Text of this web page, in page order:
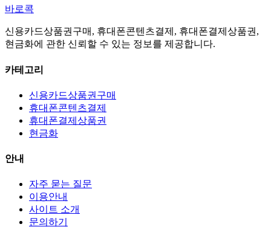
바로콕
신용카드상품권구매, 휴대폰콘텐츠결제, 휴대폰결제상품권,
현금화에 관한 신뢰할 수 있는 정보를 제공합니다.
카테고리
신용카드상품권구매
휴대폰콘텐츠결제
휴대폰결제상품권
현금화
안내
자주 묻는 질문
이용안내
사이트 소개
문의하기